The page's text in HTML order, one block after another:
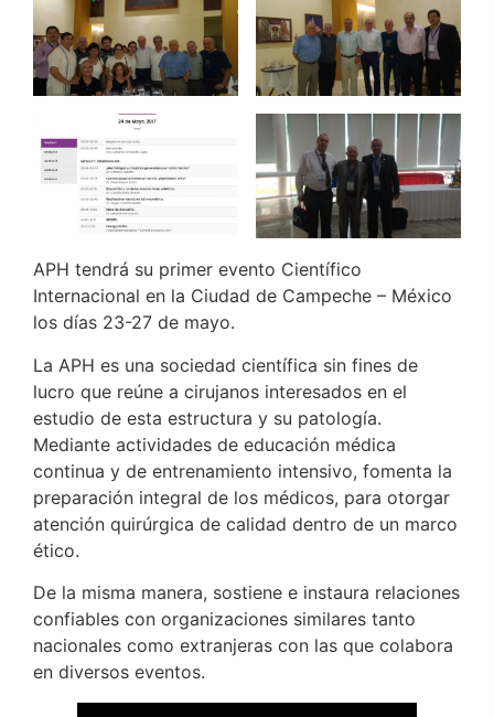
APH tendrá su primer evento Científico
Internacional en la Ciudad de Campeche – México
los días 23-27 de mayo.
La APH es una sociedad científica sin fines de
lucro que reúne a cirujanos interesados en el
estudio de esta estructura y su patología.
Mediante actividades de educación médica
continua y de entrenamiento intensivo, fomenta la
preparación integral de los médicos, para otorgar
atención quirúrgica de calidad dentro de un marco
ético.
De la misma manera, sostiene e instaura relaciones
confiables con organizaciones similares tanto
nacionales como extranjeras con las que colabora
en diversos eventos.